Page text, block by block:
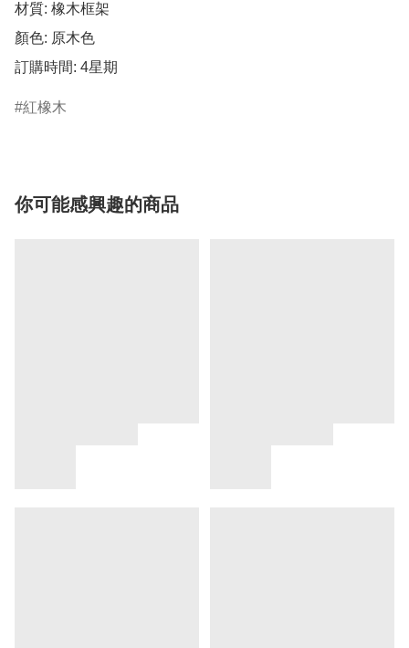
材質: 橡木框架
顏色: 原木色
訂購時間: 4星期
紅橡木
你可能感興趣的商品